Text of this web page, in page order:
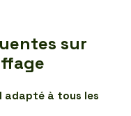
sur
adapté à tous les